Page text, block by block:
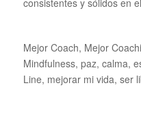
consistentes y sólidos en
Mejor Coach, Mejor
Mindfulness, paz, calma,
Line, mejorar mi vida, ser